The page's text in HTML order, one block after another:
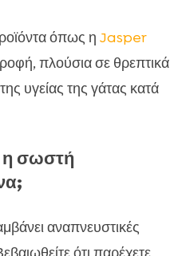
όπως η Jasper
πλούσια σε θρεπτικά
υγείας της γάτας κατά
η σωστή
αναπνευστικές